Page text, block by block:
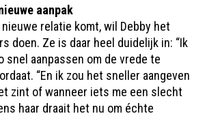
aanpak
relatie komt, wil Debby het
doen. Ze is daar heel duidelijk in: “Ik
snel aanpassen om de vrede te
“En ik zou het sneller aangeven
zint of wanneer iets me een slecht
haar draait het nu om échte